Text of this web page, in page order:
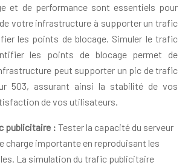
et de performance sont essentiels pour
votre infrastructure à supporter un trafic
les points de blocage. Simuler le trafic
les points de blocage permet de
peut supporter un pic de trafic
503, assurant ainsi la stabilité de vos
de vos utilisateurs.
publicitaire : Tester la capacité du serveur
charge importante en reproduisant les
La simulation du trafic publicitaire